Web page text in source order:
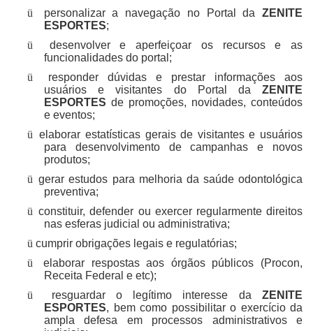
ü
personalizar a navegação no Portal da ZENITE
ESPORTES;
ü
desenvolver e aperfeiçoar os recursos e as
funcionalidades do portal;
ü
responder dúvidas e prestar informações aos
usuários e visitantes do Portal da ZENITE
ESPORTES de promoções, novidades, conteúdos
e eventos;
ü
elaborar estatísticas gerais de visitantes e usuários
para desenvolvimento de campanhas e novos
produtos;
ü gerar estudos para melhoria da saúde odontológica
preventiva;
ü constituir, defender ou exercer regularmente direitos
nas esferas judicial ou administrativa;
ü cumprir obrigações legais e regulatórias;
ü
elaborar respostas aos órgãos públicos (Procon,
Receita Federal e etc);
ü
resguardar o legítimo interesse daZENITE
ESPORTES, bem como possibilitar o exercício da
ampla defesa em processos administrativos e